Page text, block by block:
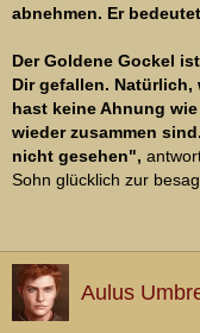
abnehmen. Er
Der Goldene Gockel
Dir gefallen. Natürlich,
hast keine Ahnung
wieder zusammen
nicht gesehen",
Sohn glücklich zur
Aulus